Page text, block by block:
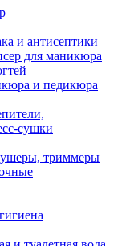
и антисептики
для маникюра
и педикюра
сушки
триммеры